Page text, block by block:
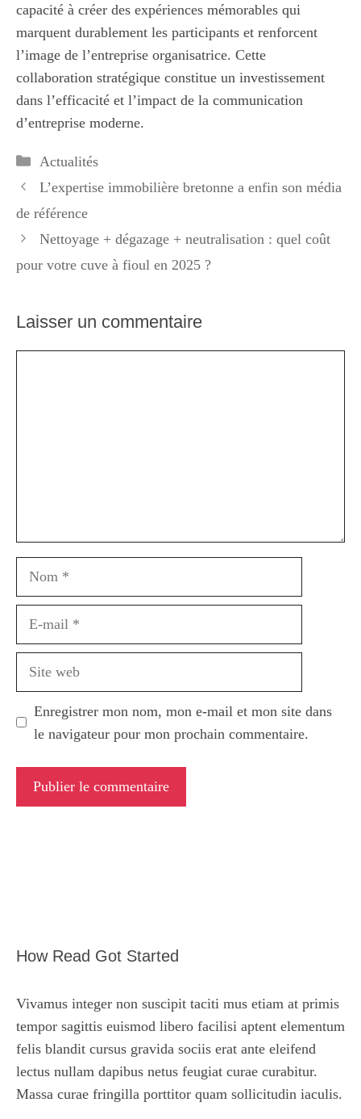
capacité à créer des expériences mémorables qui
marquent durablement les participants et renforcent
l’image de l’entreprise organisatrice. Cette
collaboration stratégique constitue un investissement
dans l’efficacité et l’impact de la communication
d’entreprise moderne.
Catégories
Actualités
L’expertise immobilière bretonne a enfin son média
de référence
Nettoyage + dégazage + neutralisation : quel coût
pour votre cuve à fioul en 2025 ?
Laisser un commentaire
Enregistrer mon nom, mon e-mail et mon site dans
le navigateur pour mon prochain commentaire.
How Read Got Started
Vivamus integer non suscipit taciti mus etiam at primis
tempor sagittis euismod libero facilisi aptent elementum
felis blandit cursus gravida sociis erat ante eleifend
lectus nullam dapibus netus feugiat curae curabitur.
Massa curae fringilla porttitor quam sollicitudin iaculis.